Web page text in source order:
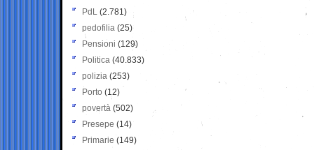
PdL (2.781)
pedofilia (25)
Pensioni (129)
Politica (40.833)
polizia (253)
Porto (12)
povertà (502)
Presepe (14)
Primarie (149)